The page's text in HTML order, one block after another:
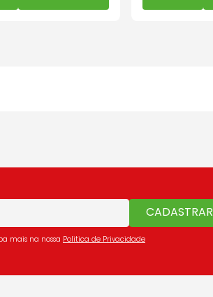
CADASTRAR
mais na nossa Politica de Privacidade